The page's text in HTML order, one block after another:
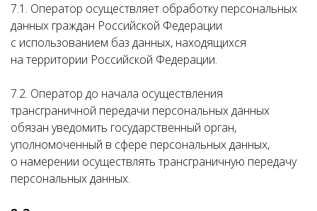
7.1. Оператор осуществляет обработку персональных
данных граждан Российской Федерации
с использованием баз данных, находящихся
на территории Российской Федерации.
7.2. Оператор до начала осуществления
трансграничной передачи персональных данных
обязан уведомить государственный орган,
уполномоченный в сфере персональных данных,
о намерении осуществлять трансграничную передачу
персональных данных.